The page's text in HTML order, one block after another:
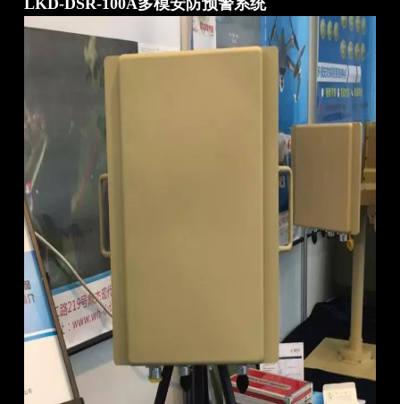
LKD-DSR-100A多模安防预警系统